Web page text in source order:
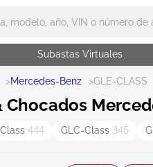
Subastas Virtuales
>Mercedes-Benz >GLE-CLASS
Chocados
444 GLC-Class 345